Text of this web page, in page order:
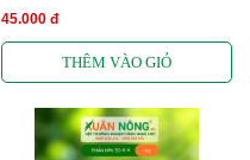
45.000 đ